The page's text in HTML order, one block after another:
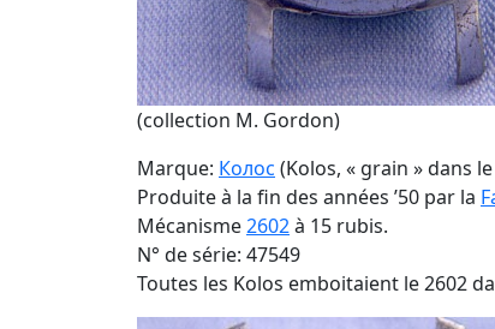
(collection M. Gordon)
Marque: Колос (Kolos, « grain » dans
Produite à la fin des années ’50 par la
Mécanisme2602à 15 rubis.
N° de série: 47549
Toutes les Kolos emboitaient le 2602